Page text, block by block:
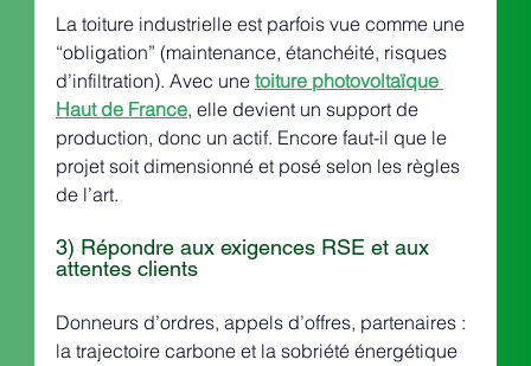
La toiture industrielle est parfois vue comme une
“obligation” (maintenance, étanchéité, risques
d’infiltration). Avec une toiture photovoltaïque
Haut de France, elle devient un support de
production, donc un actif. Encore faut-il que le
projet soit dimensionné et posé selon les règles
de l’art.
3) Répondre aux exigences RSE et aux
attentes clients
Donneurs d’ordres, appels d’offres, partenaires :
la trajectoire carbone et la sobriété énergétique